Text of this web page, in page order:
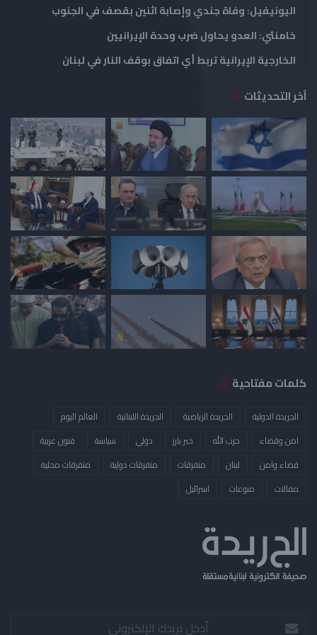
اليونيفيل: وفاة جندي وإصابة اثنين بقصف في الجنوب
خامنئي: العدو يحاول ضرب وحدة الإيرانيين
الخارجية الإيرانية تربط أي اتفاق بوقف النار في لبنان
آخر التحديثات
كلمات مفتاحية
الجريدة الدولية الجريدة الرياضية الجريدة اللبنانية
العالم اليوم
امن وقضاء
حزب الله خبر بارز دولي سياسة
فنون عربية
قضاء وامن
لبنان متفرقات متفرقات دولية
متفرقات محلية
مقالات
منوعات ​اسرائيل
أدخل